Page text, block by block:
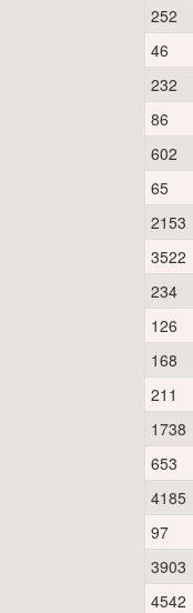
252
46
232
86
602
65
2153
3522
234
126
168
211
1738
653
4185
97
3903
4542